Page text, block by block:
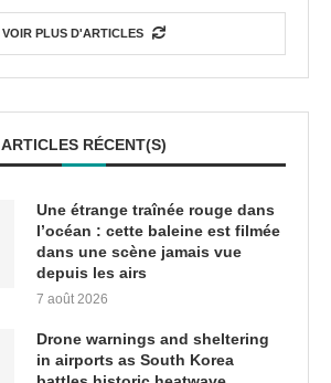
VOIR PLUS D'ARTICLES
ARTICLES RÉCENT(S)
Une étrange traînée rouge dans
l’océan : cette baleine est filmée
dans une scène jamais vue
depuis les airs
7 août 2026
Drone warnings and sheltering
in airports as South Korea